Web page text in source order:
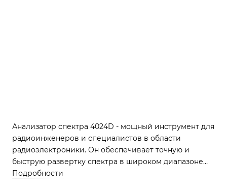
Анализатор спектра 4024D - мощный инструмент для
радиоинженеров и специалистов в области
радиоэлектроники. Он обеспечивает точную и
быструю развертку спектра в широком диапазоне
частот, включая микроволновую и радиочастотную
Подробности